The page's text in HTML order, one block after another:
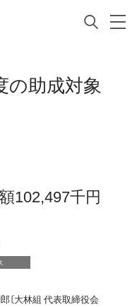
の助成対象
102,497千円
〔大林組 代表取締役会